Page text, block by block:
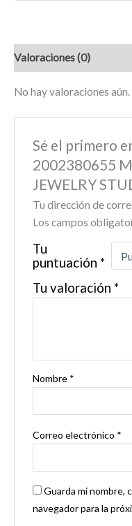
Valoraciones (0)
No hay valoraciones aún.
Sé el primero
2002380655
JEWELRY
Tu dirección de
Los campos
Tu
puntuación *
Tu valoración *
Nombre *
Correo electrónico *
Guarda mi nombre,
navegador para la